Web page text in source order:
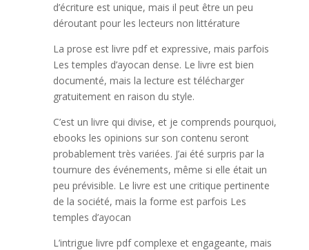
d’écriture est unique, mais il peut être un peu
déroutant pour les lecteurs non littérature
La prose est livre pdf et expressive, mais parfois
Les temples d’ayocan dense. Le livre est bien
documenté, mais la lecture est télécharger
gratuitement en raison du style.
C’est un livre qui divise, et je comprends pourquoi,
ebooks les opinions sur son contenu seront
probablement très variées. J’ai été surpris par la
tournure des événements, même si elle était un
peu prévisible. Le livre est une critique pertinente
de la société, mais la forme est parfois Les
temples d’ayocan
L’intrigue livre pdf complexe et engageante, mais